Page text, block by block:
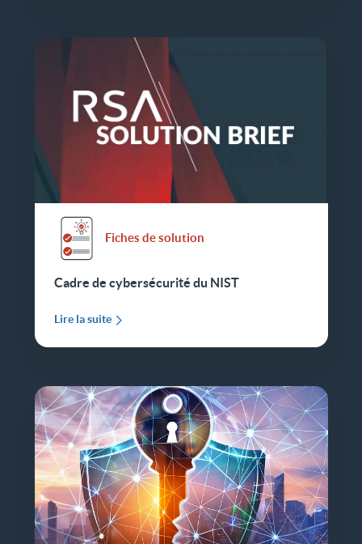
Fiches de solution
Cadre de cybersécurité du NIST
Lire la suite